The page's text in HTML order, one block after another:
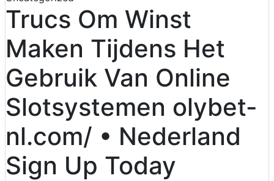
Trucs Om Winst
Maken Tijdens Het
Gebruik Van Online
Slotsystemen olybet-
nl.com/ • Nederland
Sign Up Today